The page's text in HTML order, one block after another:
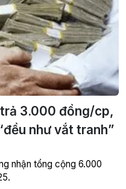
3.000 đồng/cp,
như vắt tranh”
nhận tổng cộng 6.000